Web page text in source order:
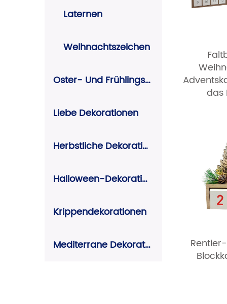
Laternen
Weihnachtszeichen
Oster- Und Frühlingsdekoration
Liebe Dekorationen
Herbstliche Dekorationen
Halloween-Dekorationen
Krippendekorationen
Mediterrane Dekorationen
das